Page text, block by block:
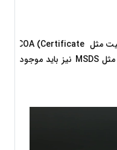
علاوه بر TDS، گواهینامه‌های تأیید کیفیت مثل COA (Certificate